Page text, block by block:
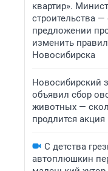
квартир».
строительства —
предложении
изменить
Новосибирска
Новосибирский
объявил сбор
животных —
продлится акция
С детства
автоплюшкин